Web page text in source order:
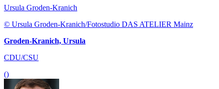
Ursula Groden-Kranich
© Ursula Groden-Kranich/Fotostudio DAS ATELIER Mainz
Groden-Kranich, Ursula
CDU/CSU
()